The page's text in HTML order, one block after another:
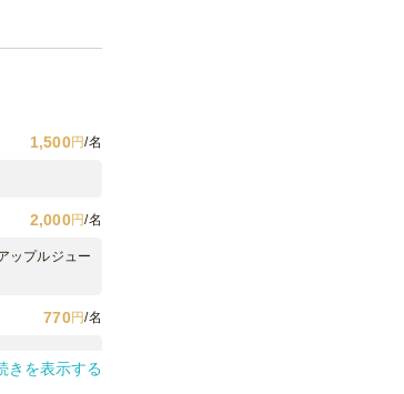
1,500円/名
2,000円/名
ップルジュー
770円/名
きを表示する